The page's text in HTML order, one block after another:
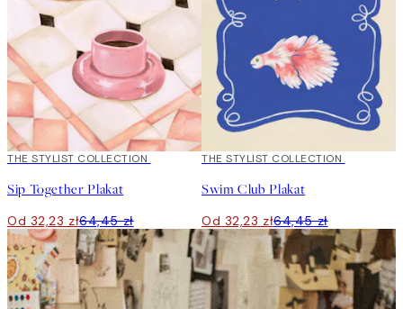
50%*
THE STYLIST COLLECTION
Sip Together Plakat
Od 32,23 zł64,45 zł
50%*
THE STYLIST COLLECTION
Swim Club Plakat
Od 32,23 zł64,45 zł